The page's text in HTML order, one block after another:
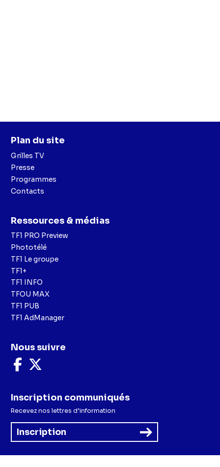
Plan du site
Grilles TV
Presse
Programmes
Contacts
Ressources & médias
TF1 PRO Preview
Phototélé
TF1 Le groupe
TF1+
TF1 INFO
TFOU MAX
TF1 PUB
TF1 AdManager
Nous suivre
Nous
suivre
Facebook
X
Inscription communiqués
Recevez nos lettres d’information
Inscription